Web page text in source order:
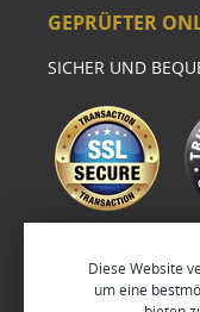
GEPRÜFTER
SICHER UND
Diese Website
um eine